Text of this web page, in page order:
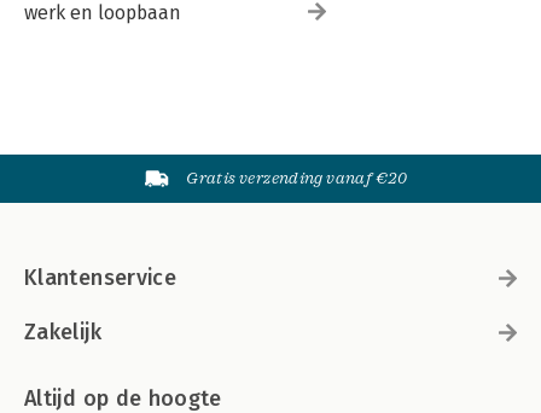
werk en loopbaan
Gratis verzending vanaf €20
Klantenservice
Zakelijk
Altijd op de hoogte